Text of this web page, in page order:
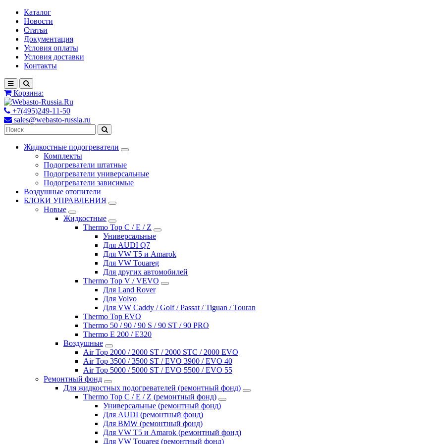
Каталог
Новости
Статьи
Документация
Условия оплаты
Условия доставки
Контакты
Корзина:
+7(495)249-11-50
sales@webasto-russia.ru
Жидкостные подогреватели
Комплекты
Подогреватели штатные
Подогреватели универсальные
Подогреватели зависимые
Воздушные отопители
БЛОКИ УПРАВЛЕНИЯ
Новые
Жидкостные
Thermo Top C / E / Z
Универсальные
Для AUDI Q7
Для VW T5 и Amarok
Для VW Touareg
Для других автомобилей
Thermo Top V / VEVO
Для Land Rover
Для Volvo
Для VW Caddy / Golf / Passat / Tiguan / Touran
Thermo Top EVO
Thermo 50 / 90 / 90 S / 90 ST / 90 PRO
Thermo E 200 / E320
Воздушные
Air Top 2000 / 2000 ST / 2000 STC / 2000 EVO
Air Top 3500 / 3500 ST / EVO 3900 / EVO 40
Air Top 5000 / 5000 ST / EVO 5500 / EVO 55
Ремонтный фонд
Для жидкостных подогревателей (ремонтный фонд)
Thermo Top C / E / Z (ремонтный фонд)
Универсальные (ремонтный фонд)
Для AUDI (ремонтный фонд)
Для BMW (ремонтный фонд)
Для VW T5 и Amarok (ремонтный фонд)
Для VW Touareg (ремонтный фонд)